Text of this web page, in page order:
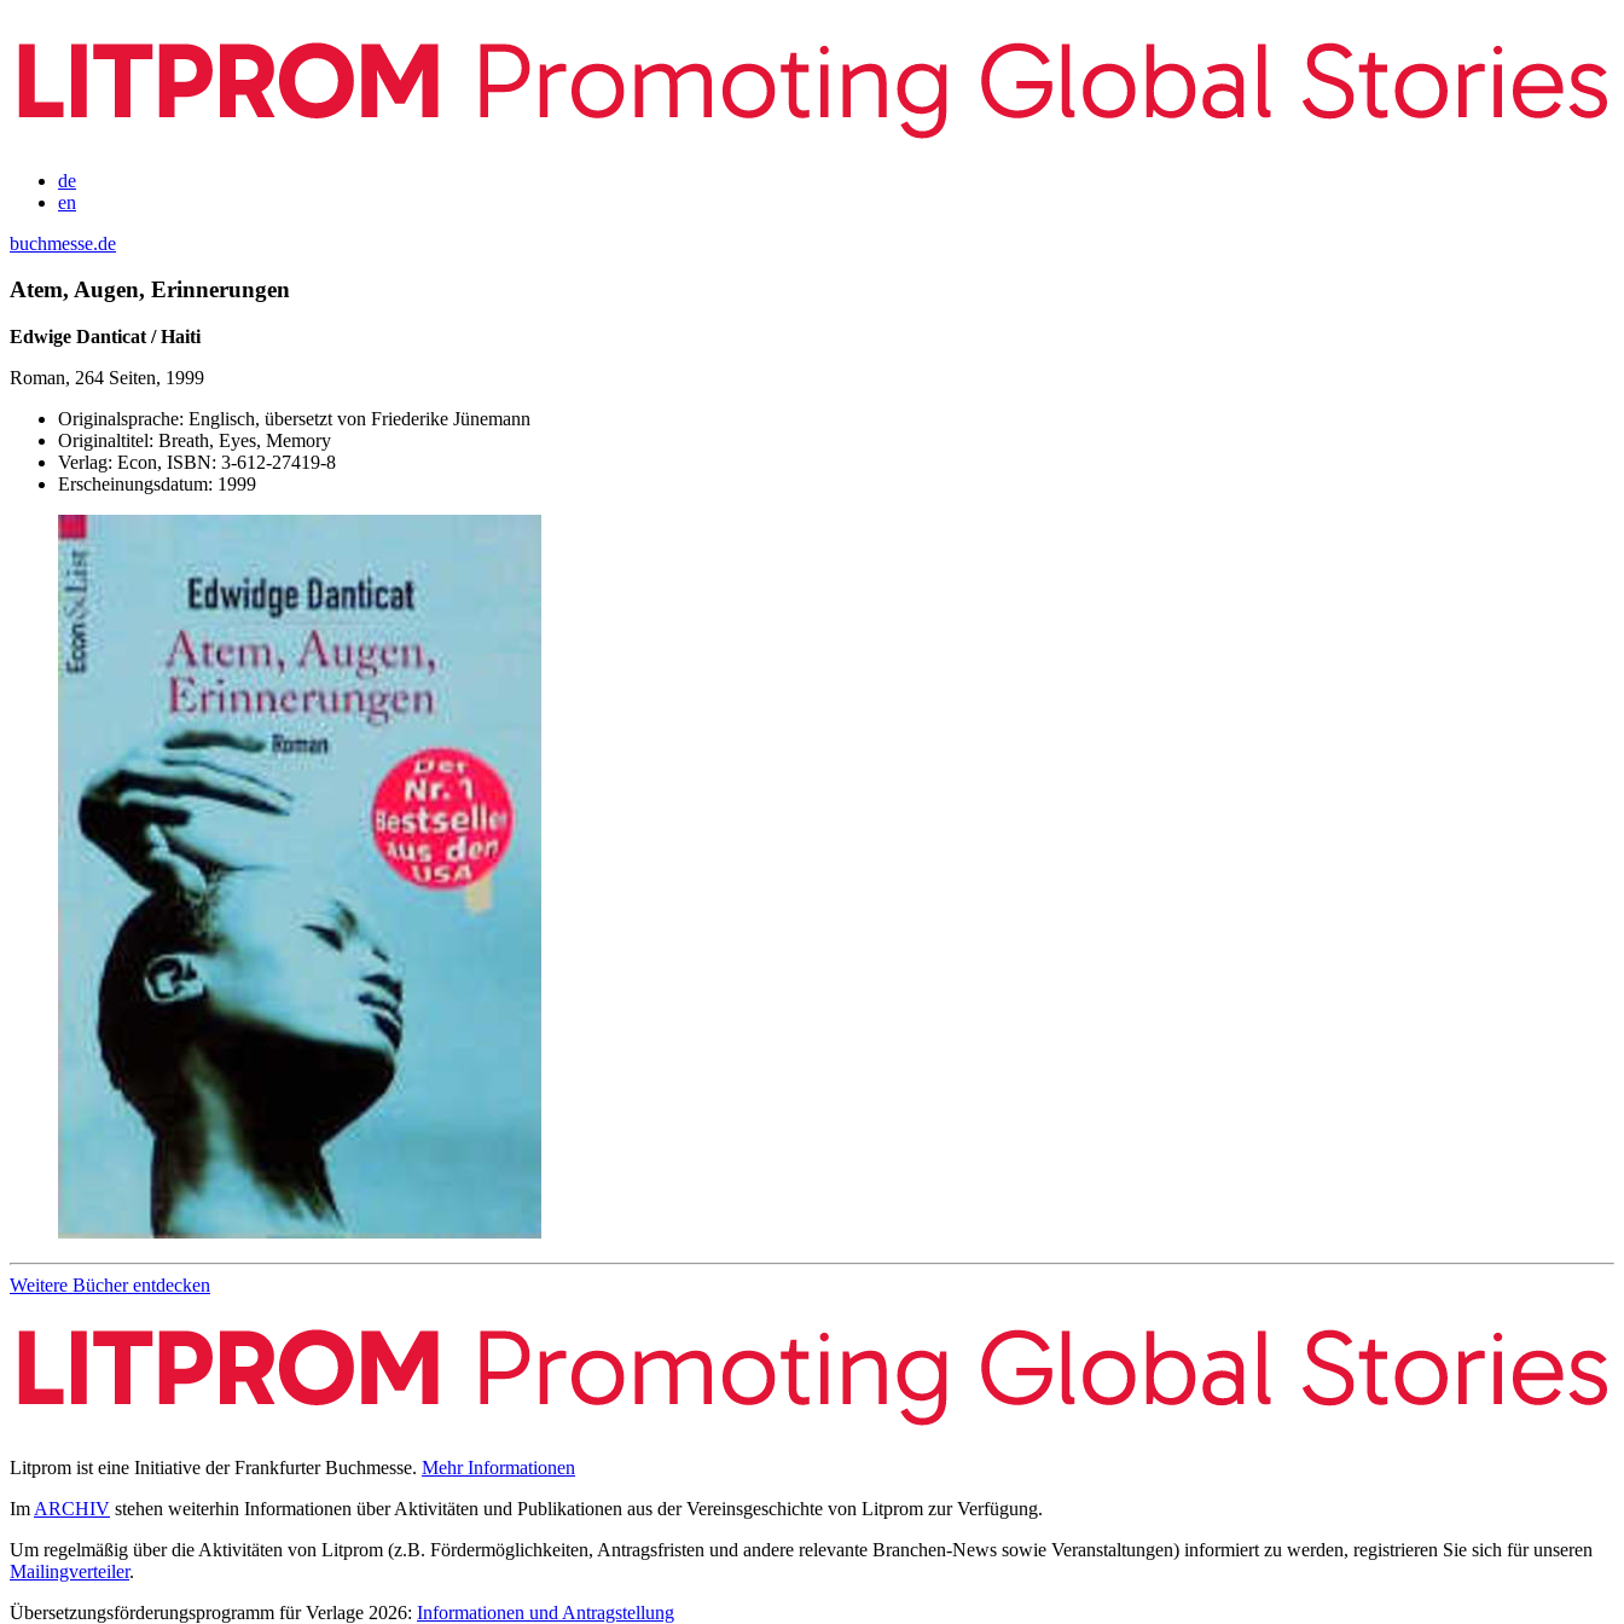
de
en
buchmesse.de
Atem, Augen, Erinnerungen
Edwige Danticat / Haiti
Roman, 264 Seiten, 1999
Originalsprache: Englisch, übersetzt von Friederike Jünemann
Originaltitel: Breath, Eyes, Memory
Verlag: Econ, ISBN: 3-612-27419-8
Erscheinungsdatum: 1999
Weitere Bücher entdecken
Litprom ist eine Initiative der Frankfurter Buchmesse. Mehr Informationen
Im ARCHIV stehen weiterhin Informationen über Aktivitäten und Publikationen aus der Vereinsgeschichte von Litprom zur Verfügung.
Um regelmäßig über die Aktivitäten von Litprom (z.B. Fördermöglichkeiten, Antragsfristen und andere relevante Branchen-News sowie Veranstaltungen) informiert zu werden, registrieren Sie sich für unseren
Mailingverteiler.
Übersetzungsförderungsprogramm für Verlage 2026: Informationen und Antragstellung